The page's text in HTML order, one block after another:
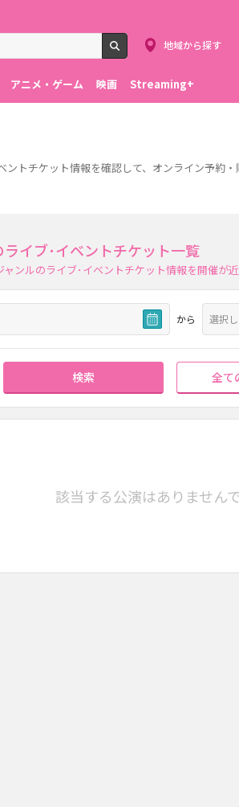
検索
地域から探す
アニメ・ゲーム 映画 Streaming+
トチケット情報を確認して、オンライン予約
イブ･イベントチケット一覧
ンルのライブ･イベントチケット情報を開催が
から
検索 全て
該当する公演はありません